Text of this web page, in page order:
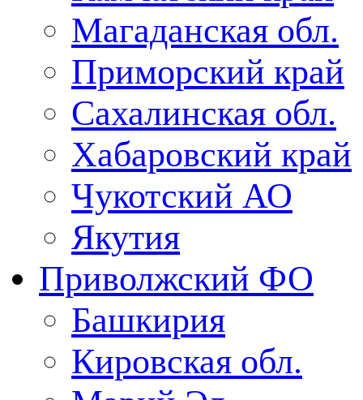
Магаданская обл.
Приморский край
Сахалинская обл.
Хабаровский край
Чукотский АО
Якутия
Приволжский ФО
Башкирия
Кировская обл.